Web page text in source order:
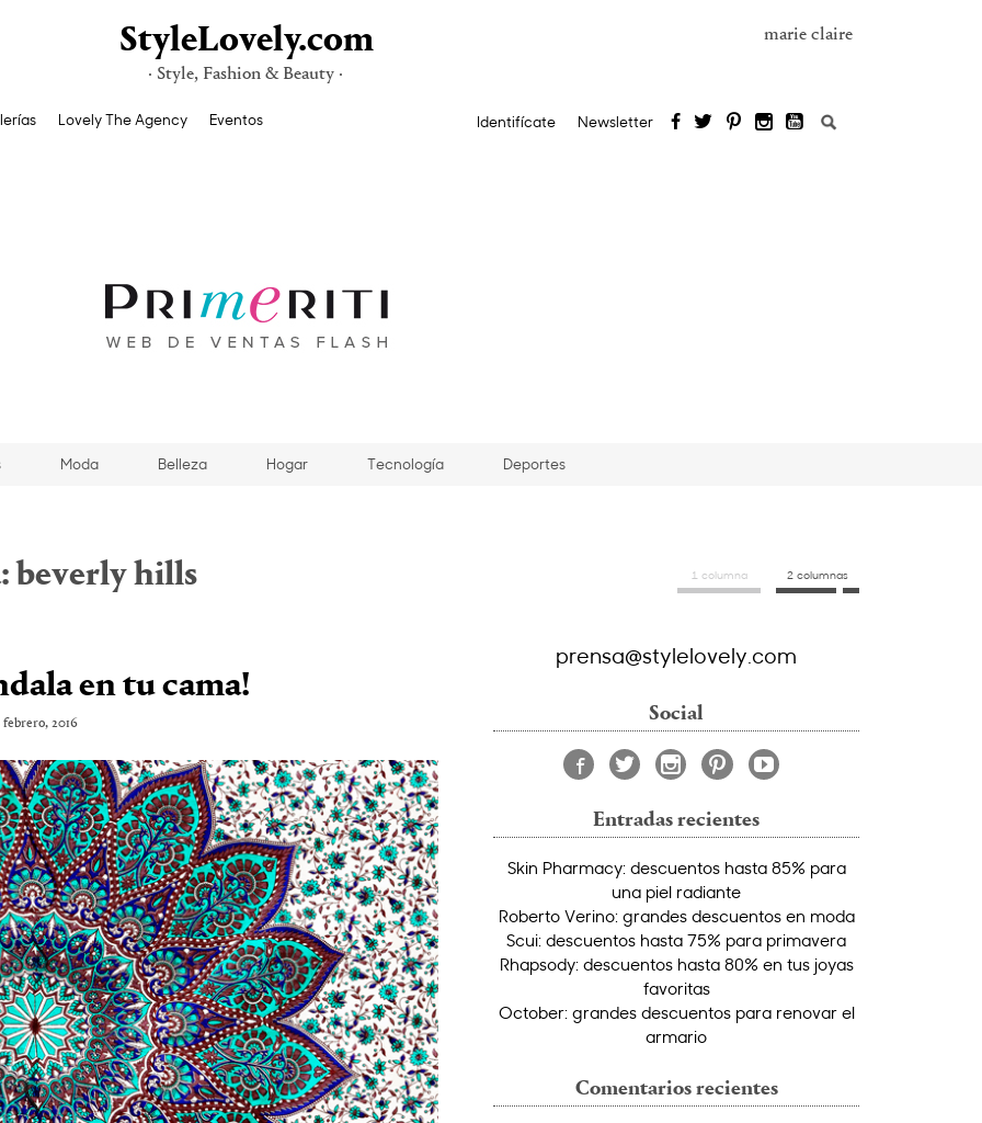
StyleLovely.com
· Style, Fashion & Beauty ·
marie claire
Lovely The Agency Eventos Identifícate Newsletter Buscar:
Moda Belleza Hogar Tecnología Deportes
beverly hills
en tu cama!
febrero, 2016
1 columna 2 columnas
prensa@stylelovely.com
Social
Entradas recientes
Skin Pharmacy: descuentos hasta 85% para
una piel radiante
Roberto Verino: grandes descuentos en moda
Scui: descuentos hasta 75% para primavera
Rhapsody: descuentos hasta 80% en tus joyas
favoritas
October: grandes descuentos para renovar el
armario
Comentarios recientes